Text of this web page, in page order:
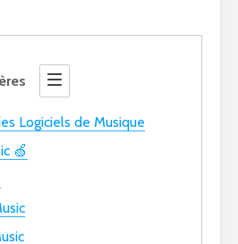
Logiciels de Musique
🍏